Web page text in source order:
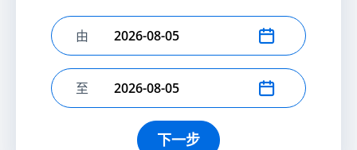
選擇開始日期
由
選擇結束日期
至
下一步